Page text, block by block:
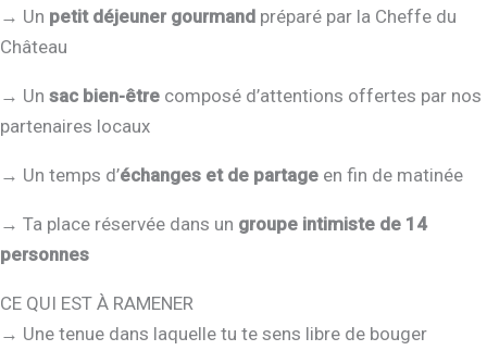
→ Un petit déjeuner gourmand préparé par la Cheffe du
Château
→ Un sac bien-être composé d’attentions offertes par nos
partenaires locaux
→ Un temps d’échanges et de partage en fin de matinée
→ Ta place réservée dans un groupe intimiste de 14
personnes
CE QUI EST À RAMENER
→ Une tenue dans laquelle tu te sens libre de bouger